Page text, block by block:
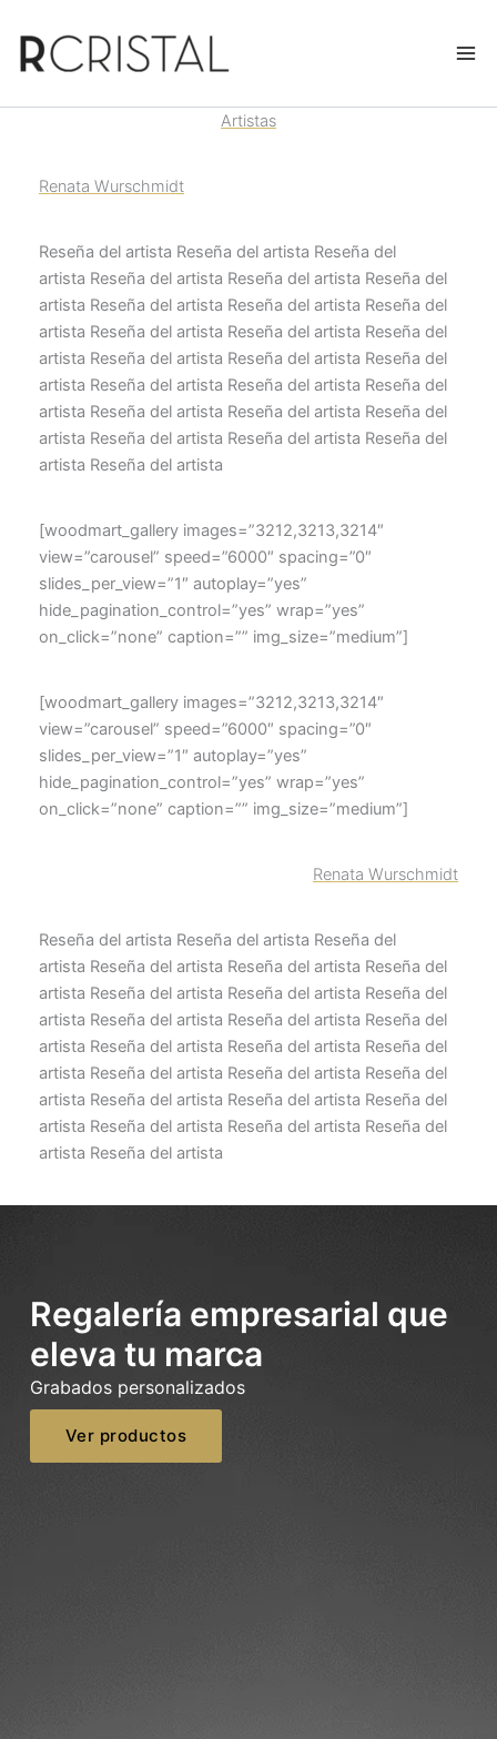
contenido
Artistas
Renata Wurschmidt
Reseña del artista Reseña del artista Reseña del
artista Reseña del artista Reseña del artista Reseña del
artista Reseña del artista Reseña del artista Reseña del
artista Reseña del artista Reseña del artista Reseña del
artista Reseña del artista Reseña del artista Reseña del
artista Reseña del artista Reseña del artista Reseña del
artista Reseña del artista Reseña del artista Reseña del
artista Reseña del artista Reseña del artista Reseña del
artista Reseña del artista
[woodmart_gallery images=”3212,3213,3214″
view=”carousel” speed=”6000″ spacing=”0″
slides_per_view=”1″ autoplay=”yes”
hide_pagination_control=”yes” wrap=”yes”
on_click=”none” caption=”” img_size=”medium”]
[woodmart_gallery images=”3212,3213,3214″
view=”carousel” speed=”6000″ spacing=”0″
slides_per_view=”1″ autoplay=”yes”
hide_pagination_control=”yes” wrap=”yes”
on_click=”none” caption=”” img_size=”medium”]
Renata Wurschmidt
Reseña del artista Reseña del artista Reseña del
artista Reseña del artista Reseña del artista Reseña del
artista Reseña del artista Reseña del artista Reseña del
artista Reseña del artista Reseña del artista Reseña del
artista Reseña del artista Reseña del artista Reseña del
artista Reseña del artista Reseña del artista Reseña del
artista Reseña del artista Reseña del artista Reseña del
artista Reseña del artista Reseña del artista Reseña del
artista Reseña del artista
Regalería empresarial que
eleva tu marca
Grabados personalizados
Ver productos